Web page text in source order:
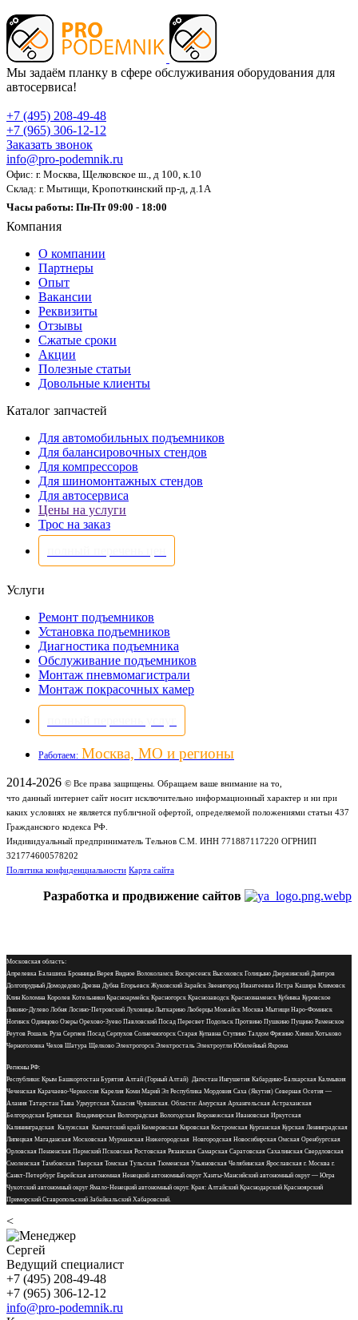
Мы задаём планку в сфере обслуживания оборудования для
автосервиса!
+7 (495) 208-49-48
+7 (965) 306-12-12
Заказать звонок
info@pro-podemnik.ru
Офис: г. Москва, Щелковское ш., д 100, к.10
Склад: г. Мытищи, Кропоткинский пр-д, д.1А
Часы работы: Пн-Пт 09:00 - 18:00
Компания
О компании
Партнеры
Опыт
Вакансии
Реквизиты
Отзывы
Сжатые сроки
Акции
Полезные статьи
Довольные клиенты
Каталог запчастей
Для автомобильных подъемников
Для балансировочных стендов
Для компрессоров
Для шиномонтажных стендов
Для автосервиса
Цены на услуги
Трос на заказ
Услуги
Ремонт подъемников
Установка подъемников
Диагностика подъемника
Обслуживание подъемников
Монтаж пневмомагистрали
Монтаж покрасочных камер
Работаем: Москва, МО и регионы
2014-2026 © Все права защищены. Обращаем ваше внимание на то,
что данный интернет сайт носит исключительно информационный характер и ни при
каких условиях не является публичной офертой, определяемой положениями статьи 437
Гражданского кодекса РФ.
Индивидуальный предприниматель Тельнов С.М. ИНН 771887117220 ОГРНИП
321774600578202
Политика конфиденциальности Карта сайта
Разработка и продвижение сайтов
Московская область:
Апрелевка Балашиха Бронницы Верея Видное Волоколамск Воскресенск Высоковск Голицыно Дзержинский Дмитров
Долгопрудный Домодедово Дрезна Дубна Егорьевск Жуковский Зарайск Звенигород Ивантеевка Истра Кашира Климовск
Клин Коломна Королев Котельники Красноармейск Красногорск Краснозаводск Краснознаменск Кубинка Куровское
Ликино-Дулево Лобня Лосино-Петровский Луховицы Лыткарино Люберцы Можайск Москва Мытищи Наро-Фоминск
Ногинск Одинцово Озеры Орехово-Зуево Павловский Посад Пересвет Подольск Протвино Пушкино Пущино Раменское
Реутов Рошаль Руза Сергиев Посад Серпухов Солнечногорск Старая Купавна Ступино Талдом Фрязино Химки Хотьково
Черноголовка Чехов Шатура Щелково Электрогорск Электросталь Электроугли Юбилейный Яхрома
Регионы РФ:
Республики: Крым Башкортостан Бурятия Алтай (Горный Алтай) Дагестан Ингушетия Кабардино-Балкарская Калмыкия
Чеченская Карачаево-Черкессия Карелия Коми Марий Эл Республика Мордовия Саха (Якутия) Северная Осетия —
Алания Татарстан Тыва Удмуртская Хакасия Чувашская. Области: Амурская Архангельская Астраханская
Белгородская Брянская Владимирская Волгоградская Вологодская Воронежская Ивановская Иркутская
Калининградская Калужская Камчатский край Кемеровская Кировская Костромская Курганская Курская Ленинградская
Липецкая Магаданская Московская Мурманская Нижегородская Новгородская Новосибирская Омская Оренбургская
Орловская Пензенская Пермский Псковская Ростовская Рязанская Самарская Саратовская Сахалинская Свердловская
Смоленская Тамбовская Тверская Томская Тульская Тюменская Ульяновская Челябинская Ярославская г. Москва г.
Санкт-Петербург Еврейская автономная Ненецкий автономный округ Ханты-Мансийский автономный округ — Югра
Чукотский автономный округ Ямало-Ненецкий автономный округ. Края: Алтайский Краснодарский Красноярский
Приморский Ставропольский Забайкальский Хабаровский.
<
Сергей
Ведущий специалист
+7 (495) 208-49-48
+7 (965) 306-12-12
info@pro-podemnik.ru